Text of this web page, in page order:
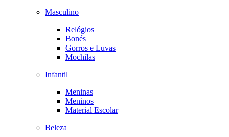
Masculino
Relógios
Bonés
Gorros e Luvas
Mochilas
Infantil
Meninas
Meninos
Material Escolar
Beleza